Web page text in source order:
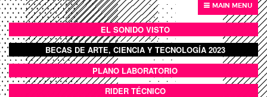
MAIN MENU
BOTÓN SONIDO VISTO
EL SONIDO VISTO
BOTON DOMO LLENO
BECAS DE ARTE, CIENCIA Y TECNOLOGÍA 2023
ANEXOS
PLANO LABORATORIO
RIDER TÉCNICO